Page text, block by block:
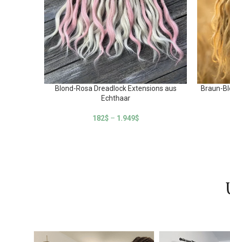
Blond-Rosa Dreadlock Extensions aus
Echthaar
182$ – 1.949$
Braun-